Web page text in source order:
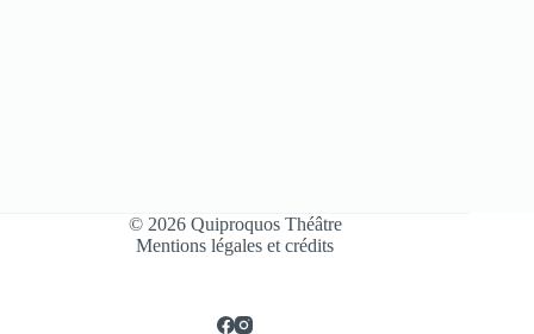
© 2026 Quiproquos Théâtre
Mentions légales et crédits